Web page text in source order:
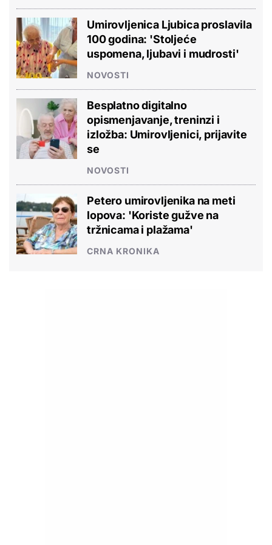
Umirovljenica Ljubica proslavila
100 godina: 'Stoljeće
uspomena, ljubavi i mudrosti'
NOVOSTI
Besplatno digitalno
opismenjavanje, treninzi i
izložba: Umirovljenici, prijavite
se
NOVOSTI
Petero umirovljenika na meti
lopova: 'Koriste gužve na
tržnicama i plažama'
CRNA KRONIKA